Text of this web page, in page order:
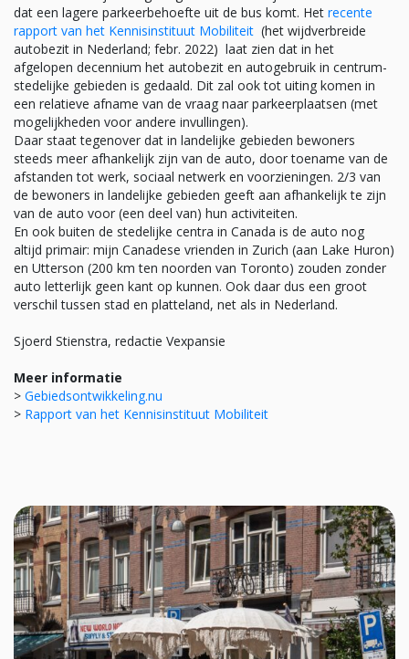
dat een lagere parkeerbehoefte uit de bus komt. Het recente
rapport van het Kennisinstituut Mobiliteit (het wijdverbreide
autobezit in Nederland; febr. 2022) laat zien dat in het
afgelopen decennium het autobezit en autogebruik in centrum-
stedelijke gebieden is gedaald. Dit zal ook tot uiting komen in
een relatieve afname van de vraag naar parkeerplaatsen (met
mogelijkheden voor andere invullingen).
Daar staat tegenover dat in landelijke gebieden bewoners
steeds meer afhankelijk zijn van de auto, door toename van de
afstanden tot werk, sociaal netwerk en voorzieningen. 2/3 van
de bewoners in landelijke gebieden geeft aan afhankelijk te zijn
van de auto voor (een deel van) hun activiteiten.
En ook buiten de stedelijke centra in Canada is de auto nog
altijd primair: mijn Canadese vrienden in Zurich (aan Lake Huron)
en Utterson (200 km ten noorden van Toronto) zouden zonder
auto letterlijk geen kant op kunnen. Ook daar dus een groot
verschil tussen stad en platteland, net als in Nederland.
Sjoerd Stienstra, redactie Vexpansie
Meer informatie
> Gebiedsontwikkeling.nu
> Rapport van het Kennisinstituut Mobiliteit